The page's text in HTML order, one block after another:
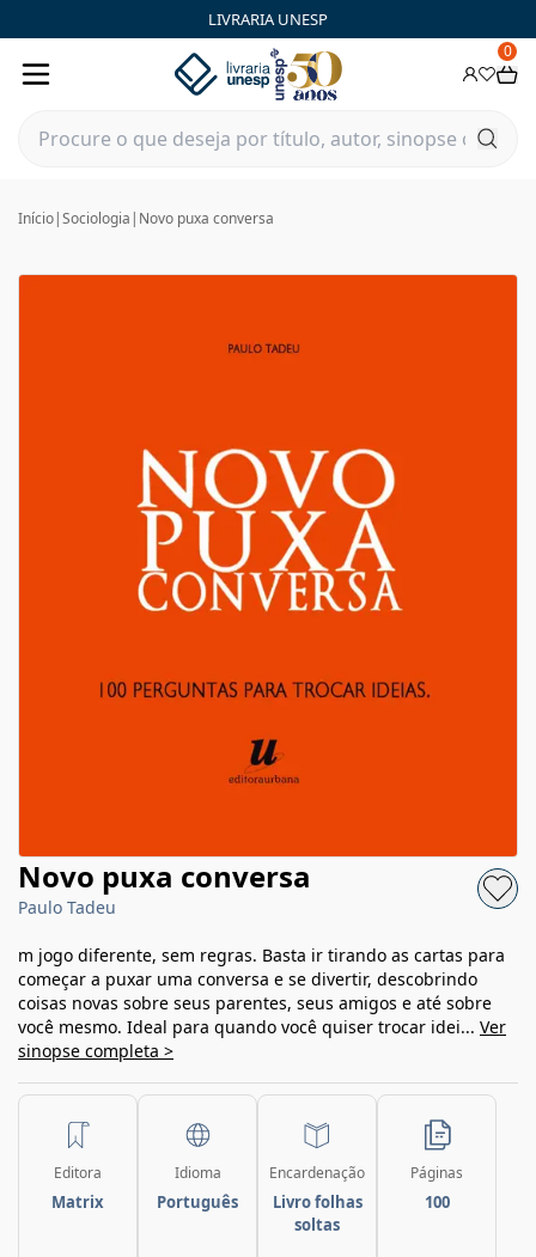
LIVRARIA UNESP
0
Início|Sociologia | Novo puxa conversa
Novo puxa conversa
Paulo Tadeu
m jogo diferente, sem regras. Basta ir tirando as cartas para
começar a puxar uma conversa e se divertir, descobrindo
coisas novas sobre seus parentes, seus amigos e até sobre
você mesmo. Ideal para quando você quiser trocar idei... Ver
sinopse completa >
Editora
Matrix
Idioma
Português
Encardenação
Livro folhas
soltas
Páginas
100